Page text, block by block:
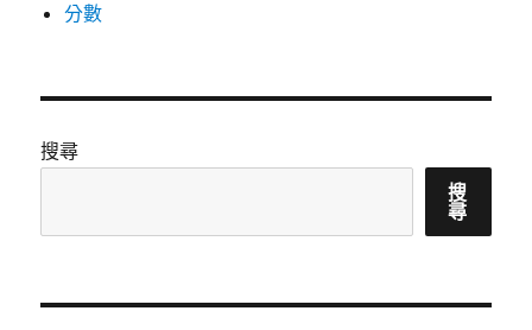
分數
搜尋
搜
尋